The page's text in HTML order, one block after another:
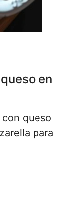
en
con queso
para